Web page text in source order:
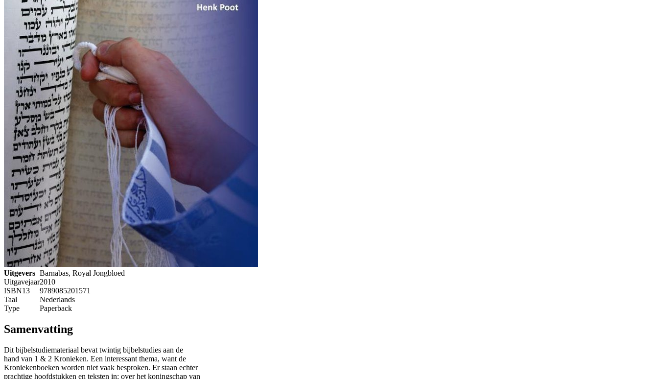
Uitgevers Barnabas, Royal Jongbloed
Uitgavejaar2010
ISBN13
9789085201571
Taal
Nederlands
Type
Paperback
Samenvatting
Dit bijbelstudiemateriaal bevat twintig bijbelstudies aan de
hand van 1 & 2 Kronieken. Een interessant thema, want de
Kroniekenboeken worden niet vaak besproken. Er staan echter
prachtige hoofdstukken en teksten in: over het koningschap van